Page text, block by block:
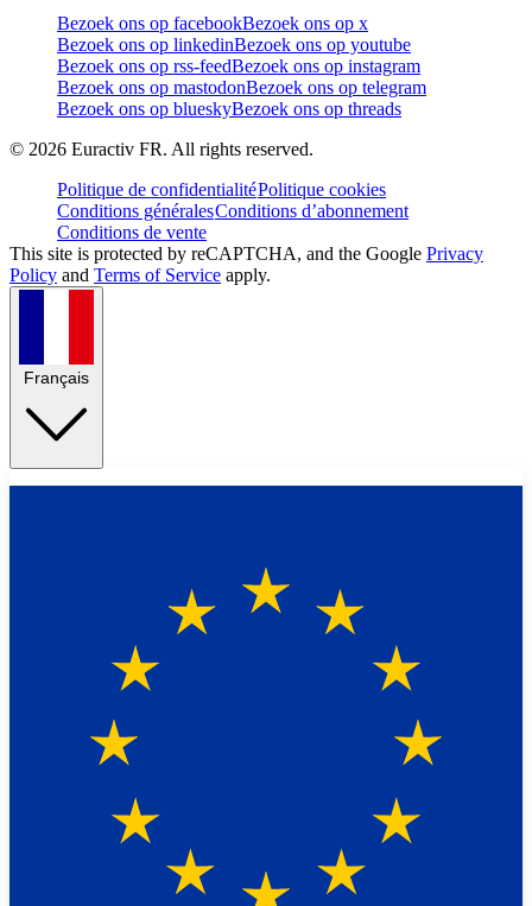
Bezoek ons op facebookBezoek ons op x
Bezoek ons op linkedinBezoek ons op youtube
Bezoek ons op rss-feedBezoek ons op instagram
Bezoek ons op mastodonBezoek ons op telegram
Bezoek ons op blueskyBezoek ons op threads
© 2026 Euractiv FR. All rights reserved.
Politique de confidentialitéPolitique cookies
Conditions généralesConditions d’abonnement
Conditions de vente
This site is protected by reCAPTCHA, and the Google Privacy
Policy and Terms of Service apply.
Français